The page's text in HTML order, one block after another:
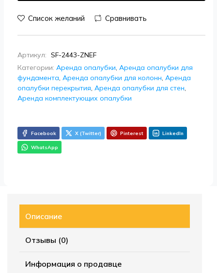
Список желаний Сравнивать
Артикул: SF-2443-ZNEF
Категории: Аренда опалубки, Аренда опалубки для
фундамента, Аренда опалубки для колонн, Аренда
опалубки перекрытия, Аренда опалубки для стен,
Аренда комплектующих опалубки
Facebook X (Twitter) Pinterest LinkedIn
WhatsApp
Описание
Отзывы (0)
Информация о продавце